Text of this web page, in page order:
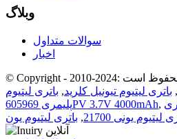
وبلاگ
سوالات متداول
اخبار
, باتری لیتیوم تیونیل کلرید, باتری لیتیوم
پلیمری 605969PV 3.7V 4000mAh,
لیتیوم یونی 21700 , باتری لیتیوم یون